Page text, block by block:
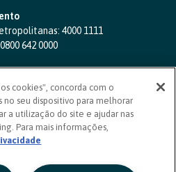
4000 1111
0800 642 0000
4420
a sexta, das 8h às 20h)
ou de fala
cookies", concorda com o
seu dispositivo para melhorar
a utilização do site e ajudar nas
Para mais informações,